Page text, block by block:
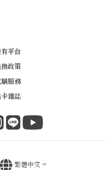
平台
政策
服務
雜誌
繁體中文